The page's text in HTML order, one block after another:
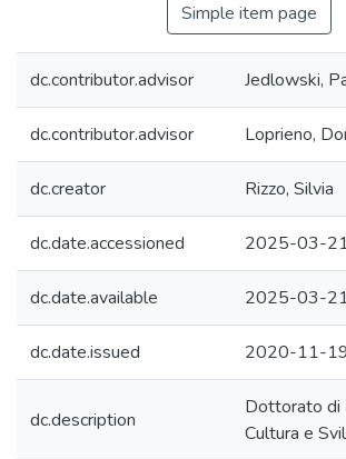
Simple item page
dc.contributor.advisor Jedlowski,
dc.contributor.advisor Loprieno,
dc.creator Rizzo, Silvia
dc.date.accessioned 2025-03-
dc.date.available 2025-03-
dc.date.issued 2020-11-19
dc.description
Dottorato di
Cultura e